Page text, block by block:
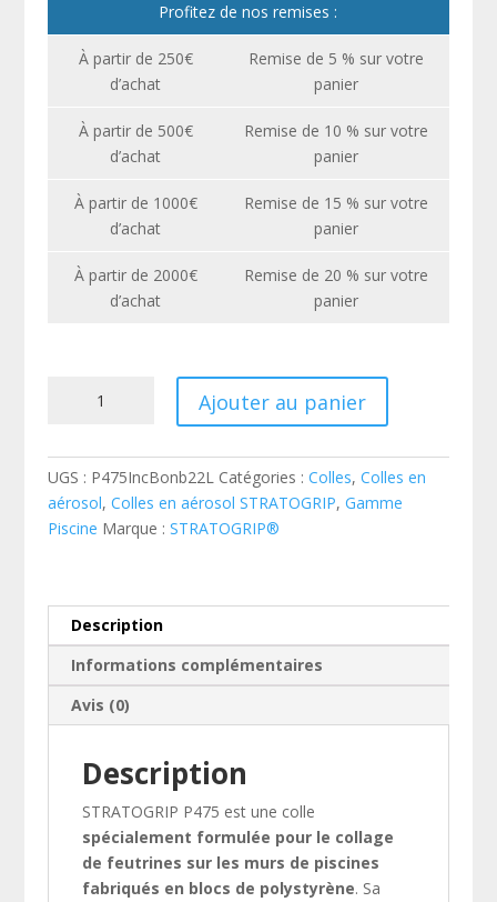
Profitez de nos remises :
À partir de 250€
d’achat
Remise de 5 % sur votre
panier
À partir de 500€
d’achat
Remise de 10 % sur votre
panier
À partir de 1000€
d’achat
Remise de 15 % sur votre
panier
À partir de 2000€
d’achat
Remise de 20 % sur votre
panier
Idéale
feutrine/polystyrène
Ajouter au panier
UGS : P475IncBonb22L Catégories : Colles, Colles en
aérosol, Colles en aérosol STRATOGRIP, Gamme
Piscine Marque : STRATOGRIP®
Description
Informations complémentaires
Avis (0)
Description
STRATOGRIP P475 est une colle
spécialement formulée pour le collage
de feutrines sur les murs de piscines
fabriqués en blocs de polystyrène. Sa